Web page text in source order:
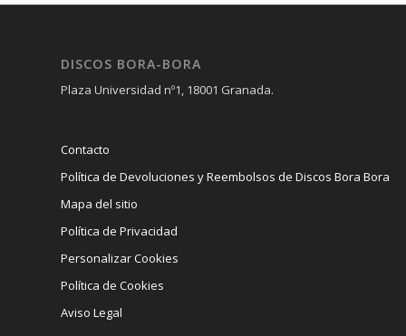
DISCOS BORA-BORA
Plaza Universidad nº1, 18001 Granada.
Contacto
Política de Devoluciones y Reembolsos de Discos Bora Bora
Mapa del sitio
Política de Privacidad
Personalizar Cookies
Política de Cookies
Aviso Legal